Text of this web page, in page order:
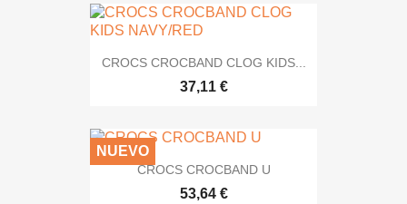
CROCS CROCBAND CLOG KIDS...
37,11 €
CROCS CROCBAND U
53,64 €
NUEVO